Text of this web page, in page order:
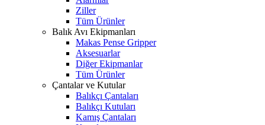
Ziller
Tüm Ürünler
Balık Avı Ekipmanları
Makas Pense Gripper
Aksesuarlar
Diğer Ekipmanlar
Tüm Ürünler
Çantalar ve Kutular
Balıkçı Çantaları
Balıkçı Kutuları
Kamış Çantaları